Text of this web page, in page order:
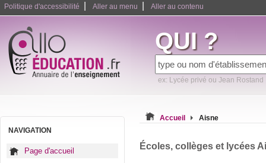
Politique d'accessibilité Aller au menu Aller au contenu
QUI ?
ex: Lycée privé ou Jean Rostand
NAVIGATION
Page d'accueil
Accueil Aisne
Écoles, collèges et lycées